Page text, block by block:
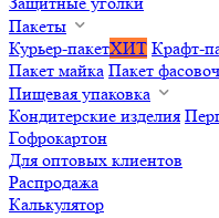
Пакеты
Курьер-пакетХИТ Крафт-
Пакет майка Пакет
Пищевая упаковка
Кондитерские изделия
Гофрокартон
Для оптовых клиентов
Распродажа
Калькулятор